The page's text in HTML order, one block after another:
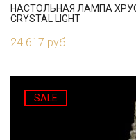
НАСТОЛЬНАЯ ЛАМПА
CRYSTAL LIGHT
24 617 руб.
SALE